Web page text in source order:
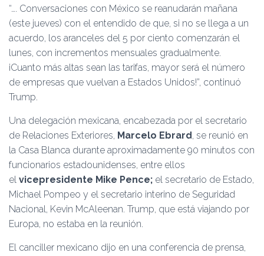
“…. Conversaciones con México se reanudarán mañana
(este jueves) con el entendido de que, si no se llega a un
acuerdo, los aranceles del 5 por ciento comenzarán el
lunes, con incrementos mensuales gradualmente.
¡Cuanto más altas sean las tarifas, mayor será el número
de empresas que vuelvan a Estados Unidos!”, continuó
Trump.
Una delegación mexicana, encabezada por el secretario
de Relaciones Exteriores, Marcelo Ebrard, se reunió en
la Casa Blanca durante aproximadamente 90 minutos con
funcionarios estadounidenses, entre ellos
el vicepresidente Mike Pence; el secretario de Estado,
Michael Pompeo y el secretario interino de Seguridad
Nacional, Kevin McAleenan. Trump, que está viajando por
Europa, no estaba en la reunión.
El canciller mexicano dijo en una conferencia de prensa,